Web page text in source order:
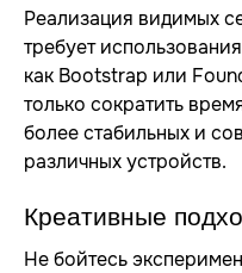
Реализация видимых
требует
как Bootstrap или
только сократить
более стабильных и
различных устройств.
Креативные
Не бойтесь